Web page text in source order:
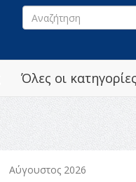
Όλες οι κατηγορίες
Αύγουστος 2026